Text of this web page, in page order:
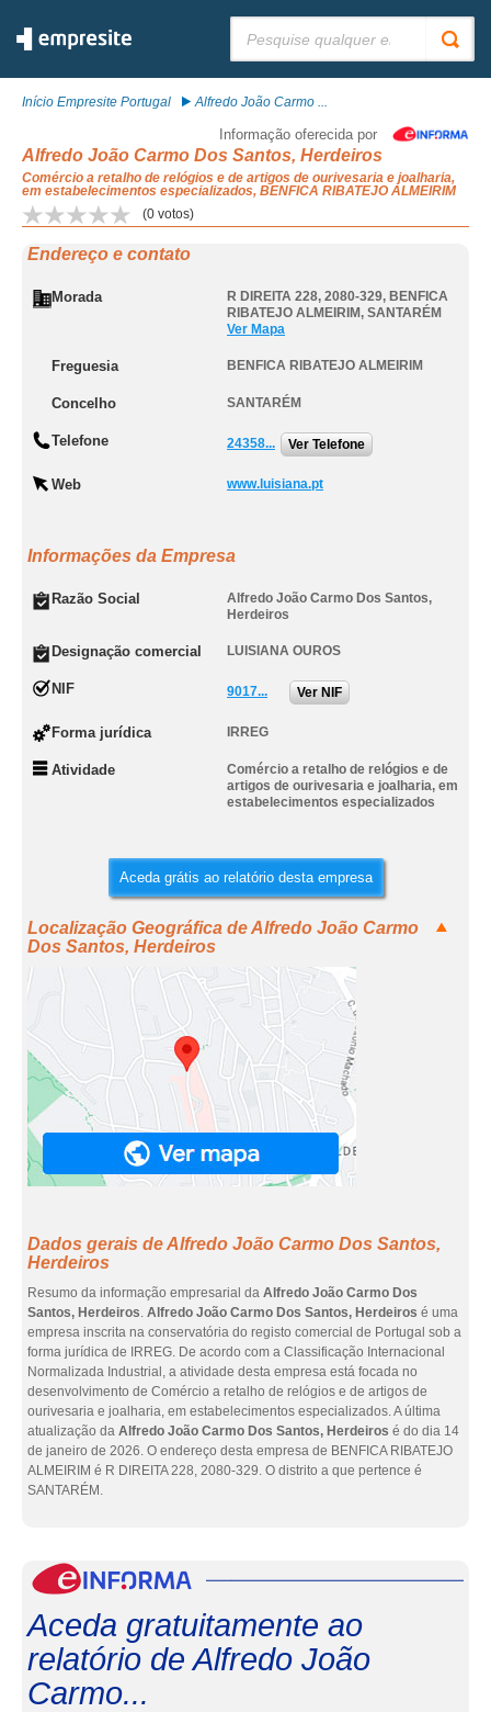
Início Empresite Portugal Alfredo João Carmo ...
Informação oferecida por
Alfredo João Carmo Dos Santos, Herdeiros
Comércio a retalho de relógios e de artigos de ourivesaria e joalharia,
em estabelecimentos especializados, BENFICA RIBATEJO ALMEIRIM
(0 votos)
Endereço e contato
Morada R DIREITA 228, 2080-329, BENFICA
RIBATEJO ALMEIRIM , SANTARÉM
Ver Mapa
Freguesia BENFICA RIBATEJO ALMEIRIM
Concelho SANTARÉM
Telefone 24358... Ver Telefone
Web www.luisiana.pt
Informações da Empresa
Razão Social
Alfredo João Carmo Dos Santos,
Herdeiros
Designação comercial LUISIANA OUROS
NIF 9017... Ver NIF
Forma jurídica IRREG
Atividade
Comércio a retalho de relógios e de
artigos de ourivesaria e joalharia, em
estabelecimentos especializados
Aceda grátis ao relatório desta empresa
Localização Geográfica de Alfredo João Carmo
Dos Santos, Herdeiros
Dados gerais de Alfredo João Carmo Dos Santos,
Herdeiros
Resumo da informação empresarial da Alfredo João Carmo Dos
Santos, Herdeiros. Alfredo João Carmo Dos Santos, Herdeiros é uma
empresa inscrita na conservatória do registo comercial de Portugal sob a
forma jurídica de IRREG. De acordo com a Classificação Internacional
Normalizada Industrial, a atividade desta empresa está focada no
desenvolvimento de Comércio a retalho de relógios e de artigos de
ourivesaria e joalharia, em estabelecimentos especializados. A última
atualização da Alfredo João Carmo Dos Santos, Herdeiros é do dia 14
de janeiro de 2026. O endereço desta empresa de BENFICA RIBATEJO
ALMEIRIM é R DIREITA 228, 2080-329. O distrito a que pertence é
SANTARÉM.
Aceda gratuitamente ao
relatório de Alfredo João
Carmo...